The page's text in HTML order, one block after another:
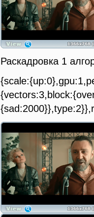
Раскадровка 1